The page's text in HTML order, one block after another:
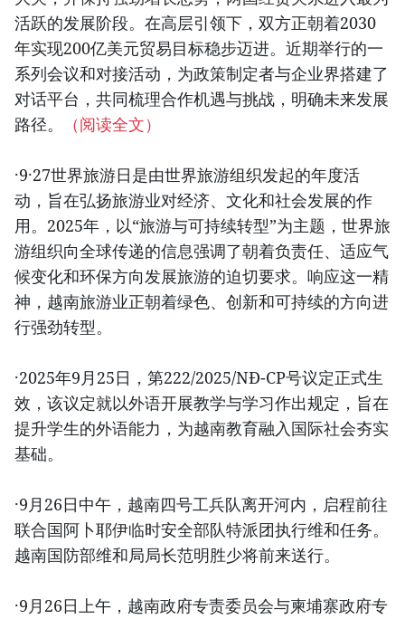
活跃的发展阶段。在高层引领下，双方正朝着2030
年实现200亿美元贸易目标稳步迈进。近期举行的一
系列会议和对接活动，为政策制定者与企业界搭建了
对话平台，共同梳理合作机遇与挑战，明确未来发展
路径。
（阅读全文）
·9·27世界旅游日是由世界旅游组织发起的年度活
动，旨在弘扬旅游业对经济、文化和社会发展的作
用。2025年，以“旅游与可持续转型”为主题，世界旅
游组织向全球传递的信息强调了朝着负责任、适应气
候变化和环保方向发展旅游的迫切要求。响应这一精
神，越南旅游业正朝着绿色、创新和可持续的方向进
行强劲转型。
·2025年9月25日，第222/2025/NĐ-CP号议定正式生
效，该议定就以外语开展教学与学习作出规定，旨在
提升学生的外语能力，为越南教育融入国际社会夯实
基础。
·9月26日中午，越南四号工兵队离开河内，启程前往
联合国阿卜耶伊临时安全部队特派团执行维和任务。
越南国防部维和局局长范明胜少将前来送行。
·9月26日上午，越南政府专责委员会与柬埔寨政府专